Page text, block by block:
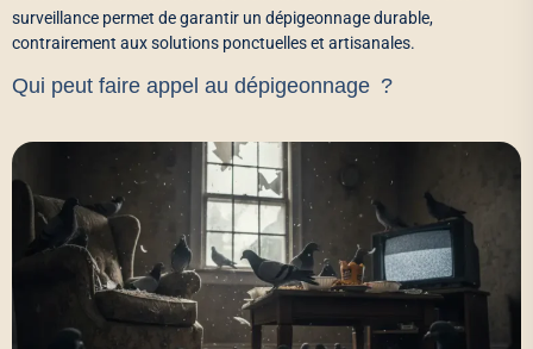
surveillance permet de garantir un dépigeonnage durable,
contrairement aux solutions ponctuelles et artisanales.
Qui peut faire appel au dépigeonnage ?